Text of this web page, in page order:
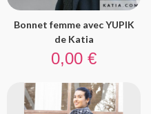
Bonnet femme avec YUPIK
de Katia
Prix
0,00 €